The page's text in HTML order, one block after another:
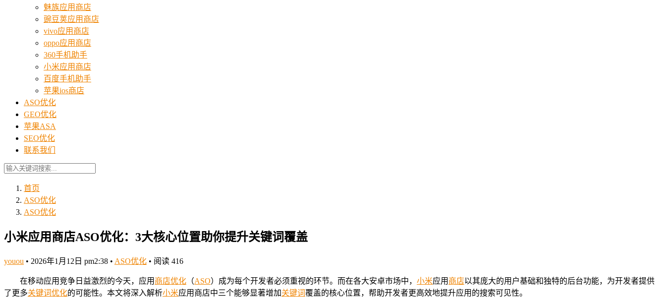
魅族应用商店
豌豆荚应用商店
vivo应用商店
oppo应用商店
360手机助手
小米应用商店
百度手机助手
苹果ios商店
ASO优化
GEO优化
苹果ASA
SEO优化
联系我们
首页
ASO优化
ASO优化
小米应用商店ASO优化：3大核心位置助你提升关键词覆盖
youou • 2026年1月12日 pm2:38 • ASO优化 • 阅读 416
在移动应用竞争日益激烈的今天，应用 商店优化 （ASO）成为每个开发者必须重视的环节。而在各大安卓市场中， 小米应用 商店以其庞大的用户基础和独特的后台功能，为开发者提供
了更多关键词优化的可能性。本文将深入解析小米应用商店中三个能够显著增加关键词覆盖的核心位置，帮助开发者更高效地提升应用的搜索可见性。